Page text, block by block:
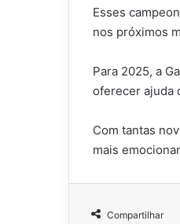
Esses
nos próximos
Para 2025, a
oferecer ajuda
Com tantas
mais
Compartilhar